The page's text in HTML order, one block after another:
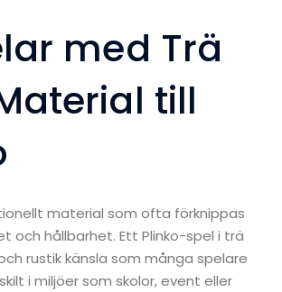
med Trä
till
material som ofta förknippas
och hållbarhet. Ett Plinko-spel i trä
rustik känsla som många spelare
i miljöer som skolor, event eller